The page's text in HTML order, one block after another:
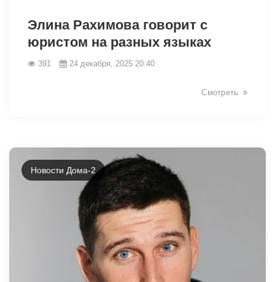
Элина Рахимова говорит с
юристом на разных языках
391 24 декабря, 2025 20:40
Смотреть
Новости Дома-2